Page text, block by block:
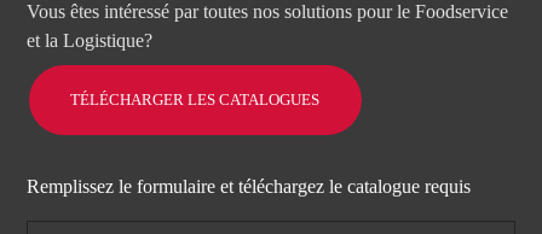
Vous êtes intéressé par toutes nos solutions pour le Foodservice
et la Logistique?
TÉLÉCHARGER LES CATALOGUES
Remplissez le formulaire et téléchargez le catalogue requis